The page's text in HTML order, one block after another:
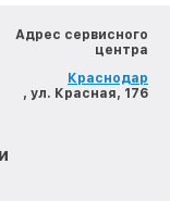
Адрес сервисного
центра
Краснодар
, ул. Красная, 176